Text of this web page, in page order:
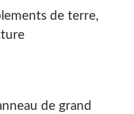
de terre,
de grand